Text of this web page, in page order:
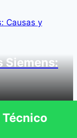
Siemens: